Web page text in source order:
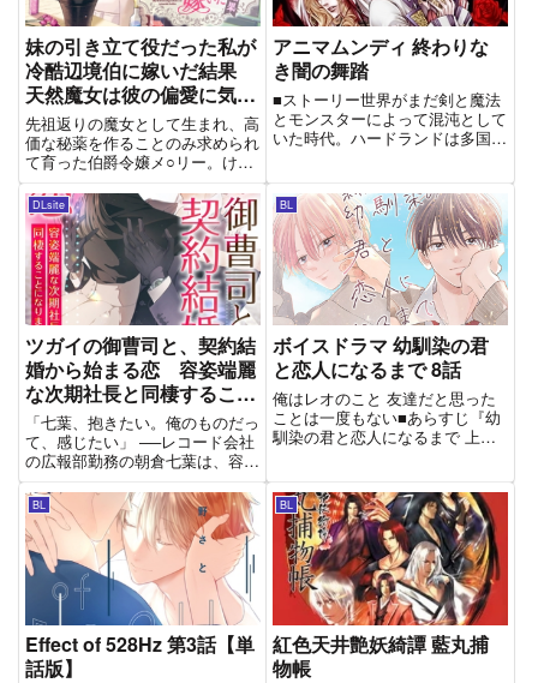
妹の引き立て役だった私が
冷酷辺境伯に嫁いだ結果
天然魔女は彼の偏愛に気づ
かない【特典SS付】【イ
ラスト付】
先祖返りの魔女として生まれ、高
価な秘薬を作ることのみ求められ
て育った伯爵令嬢メ○リー。けれ
ちょっぴり副作用のあるビミョー
なものばかり。それゆえ親に疎ま
れ、妹の引き立て役として冷遇さ
れてきたのだけれど……。そん
な...
アニマムンディ 終わりな
き闇の舞踏
■ストーリー世界がまだ剣と魔法
とモンスターによって混沌として
いた時代。ハードランドは多国に
なスキルや星座の位置に依存する
魔法を捨てる事により、大陸一の
軍事国家にまで成長した。代償
と...
DLsite
ツガイの御曹司と、契約結
婚から始まる恋 容姿端麗
な次期社長と同棲すること
になりまして
「七葉、抱きたい。俺のものだっ
て、感じたい」 ──レコード会社
の広報部勤務の朝倉七葉は、容姿
メガネ”こと鷹司瑛人から契約結
婚を持ちかけられる。親会社の社
長の三男＝御曹司でもある瑛人が
言うには、七葉と彼は“ツガイ...
BL
ボイスドラマ 幼馴染の君
と恋人になるまで 8話
俺はレオのこと 友達だと思った
ことは一度もない■あらすじ『幼
馴染の君と恋人になるまで 上
はずっと一緒に過ごしてきた幼馴
染で、レオはいつも隼人の「一
番」でいたいと思っていた。隼人
への...
BL
Effect of 528Hz 第3話【単
話版】
BL
紅色天井艶妖綺譚 藍丸捕
物帳